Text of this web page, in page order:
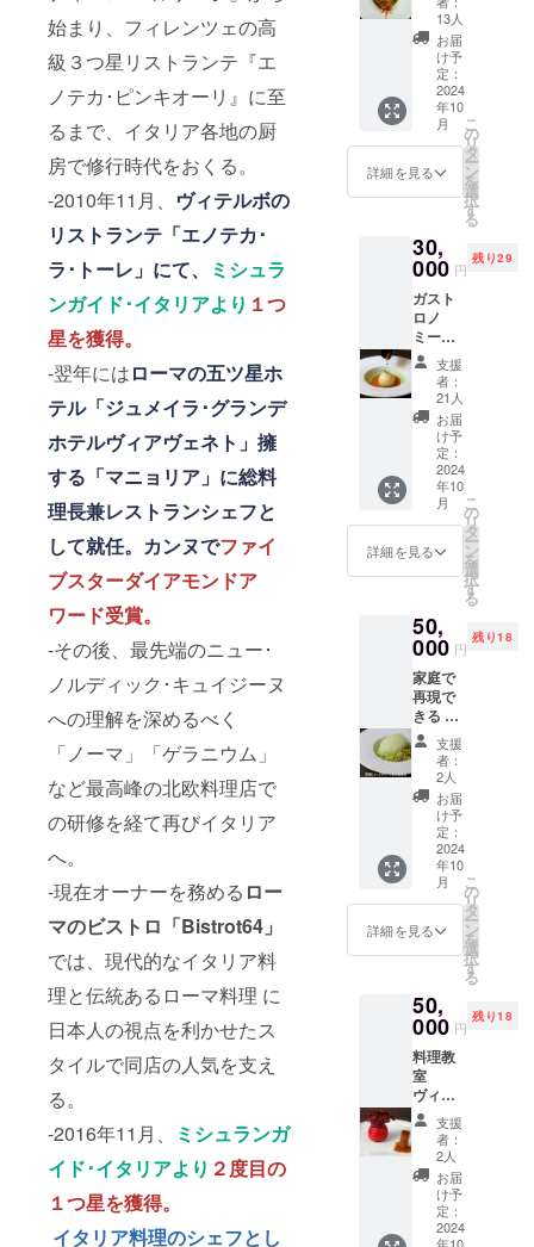
始まり、フィレンツェの高
級３つ星リストランテ『エ
ノテカ･ピンキオーリ』に至
るまで、イタリア各地の厨
房で修行時代をおくる。
-2010年11月、 ヴィテルボの
リストランテ「エノテカ･
ラ･トーレ」にて、
ミシュラ
ンガイド･イタリアより １つ
星を獲得。
-翌年にはローマの五ツ星ホ
テル「ジュメイラ･グランデ
ホテルヴィアヴェネト」擁
する「マニョリア」に総料
理長兼レストランシェフと
して就任。カンヌでファイ
ブスターダイアモンドア
ワード受賞。
-その後、最先端のニュー･
ノルディック･キュイジーヌ
への理解を深めるべく
「ノーマ」「ゲラニウム」
など最高峰の北欧料理店で
の研修を経て再びイタリア
へ。
-現在オーナーを務める ロー
マのビストロ「Bistrot64」
では、現代的なイタリア料
理と伝統あるローマ料理 に
日本人の視点を利かせたス
タイルで同店の人気を支え
る。
-2016年11月、
ミシュランガ
イド･イタリアより ２度目の
１つ星を獲得。
イタリア料理のシェフとし
交通費
や滞在
費：支
援者様
の交通
費や滞
在費は
各自で
ご負担
くださ
い。 ・
様との
連絡方
法：詳
細は
メール
で連絡
しま
す。
コース
ランチ
（１名
様） ・
日時：
2024年
10月 ・
場所：
都内非
公開 全
前
菜
バー
ニャカ
ウダ パ
スタ
１ カ
チョエ
ぺぺ パ
スタ
２ エ
イトブ
ロッコ
リーの
スープ
メイ
ン
ラ（牛
テール
マ風煮
込み）
ドル
チェ
ティラ
ミス メ
ニュー
は食材
の仕入
れによ
り異な
る場合
がござ
いま
通費や
滞在
費：支
援者様
の交通
費や滞
在費は
各自で
ご負担
くださ
い。 ・
支援者
様との
13人
お届
け予
定：
2024
年10
月
詳細を見る
こ
の
リ
タ
ー
ン
を
選
択
す
る
30,
000 円
残り29
ガスト
ロノ
ミー
ヴィー
ガン ラ
ンチ
コース
（１名
様） 全
５皿
コース
菜
キノコ
のテ
玉ね
ぎの
ロース
ト パ
プリカ
ソース
パス
タ 海
藻のリ
ゾット
メイ
ン ナ
スの田
楽 デ
ザート
キャラ
メルの
フォ
ガート
ニュー
は食材
の仕入
れによ
り異な
る場合
がござ
いま
す。 ド
リンク
支援
者：
21人
お届
け予
定：
2024
年10
月
詳細を見る
こ
の
リ
タ
ー
ン
を
選
択
す
る
50,
000 円
残り18
家庭で
再現で
きる 美
味しい
イタリ
アン料
理教室
試食込
み ４皿
（前
菜、パ
スタ、
メイ
ン、ド
ル
概要：
24年10
月から
・受講
方法：
都内非
公開 詳
細は
メール
でお知
らせし
ます。
支援
者：
2人
お届
け予
定：
2024
年10
月
詳細を見る
こ
の
リ
タ
ー
ン
を
選
択
す
る
50,
000 円
残り18
料理教
室
ヴィー
ガン
（試食
含む）
４皿
（前
菜、パ
スタ、
支援
者：
2人
お届
け予
定：
2024